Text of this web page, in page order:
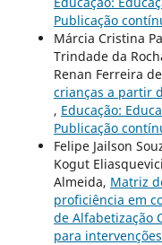
Publicação
Márcia Cristina
Trindade da
Renan Ferreira
crianças a partir
, Educação:
Publicação
Felipe Jailson
Kogut
Almeida, Matriz
proficiência em
de Alfabetização
para